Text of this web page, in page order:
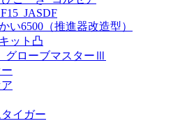
い6500（推進器改造型）
ット凸
グローブマスターⅢ
イガー